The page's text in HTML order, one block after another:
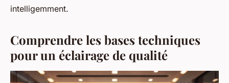
intelligemment.
Comprendre les bases techniques
pour un éclairage de qualité